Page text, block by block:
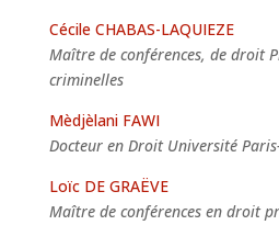
Cécile CHABAS-LAQUIEZE
Maître de conférences, de droit
criminelles
Mèdjèlani FAWI
Docteur en Droit Université
Loïc DE GRAËVE
Maître de conférences en droit